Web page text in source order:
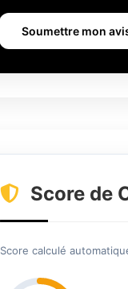
Soumettre mon
Score de
Score calculé